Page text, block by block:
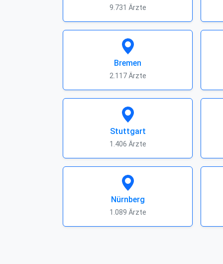
9.731 Ärzte
Bremen
2.117 Ärzte
Stuttgart
1.406 Ärzte
Nürnberg
1.089 Ärzte